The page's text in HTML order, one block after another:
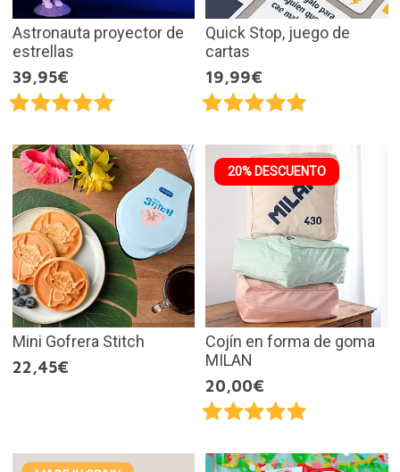
Astronauta proyector de
estrellas
39,95€
Quick Stop, juego de
cartas
19,99€
Mini Gofrera Stitch
22,45€
20% DESCUENTO
Cojín en forma de goma
MILAN
20,00€